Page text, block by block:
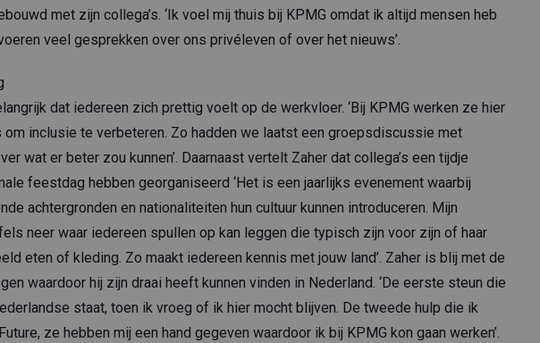
met zijn collega’s. ‘Ik voel mij thuis bij KPMG omdat ik altijd mensen heb
veel gesprekken over ons privéleven of over het nieuws’.
dat iedereen zich prettig voelt op de werkvloer. ‘Bij KPMG werken ze hier
om inclusie te verbeteren. Zo hadden we laatst een groepsdiscussie met
wat er beter zou kunnen’. Daarnaast vertelt Zaher dat collega’s een tijdje
feestdag hebben georganiseerd ‘Het is een jaarlijks evenement waarbij
achtergronden en nationaliteiten hun cultuur kunnen introduceren. Mijn
neer waar iedereen spullen op kan leggen die typisch zijn voor zijn of haar
eten of kleding. Zo maakt iedereen kennis met jouw land’. Zaher is blij met de
waardoor hij zijn draai heeft kunnen vinden in Nederland. ‘De eerste steun die
staat, toen ik vroeg of ik hier mocht blijven. De tweede hulp die ik
ze hebben mij een hand gegeven waardoor ik bij KPMG kon gaan werken’.